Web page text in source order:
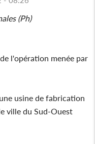
(Ph)
l'opération menée par
usine de fabrication
ville du Sud-Ouest